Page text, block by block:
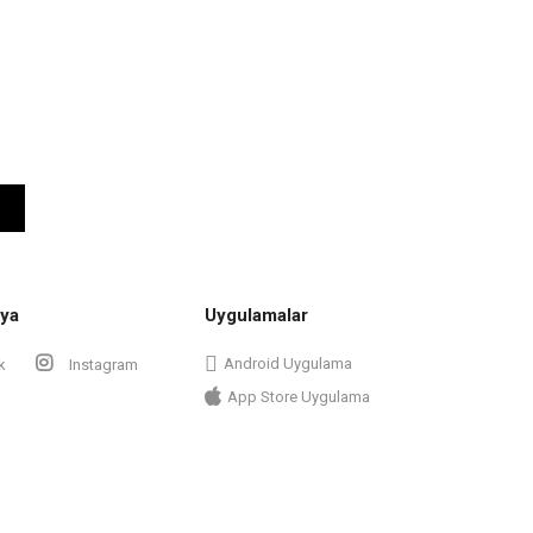
Instagram
Uygulamalar
Android Uygulama
App Store Uygulama